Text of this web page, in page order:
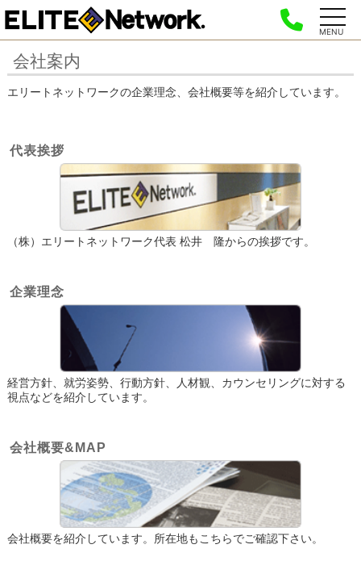
MENU
会社案内
エリートネットワークの企業理念、会社概要等を紹介しています。
代表挨拶
（株）エリートネットワーク代表 松井 隆からの挨拶です。
企業理念
経営方針、就労姿勢、行動方針、人材観、カウンセリングに対する
視点などを紹介しています。
会社概要&MAP
会社概要を紹介しています。所在地もこちらでご確認下さい。